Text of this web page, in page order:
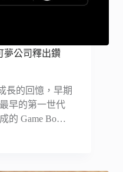
夢公司釋出鑽
長的回憶，早期
早的第一世代
的 Game Bo…